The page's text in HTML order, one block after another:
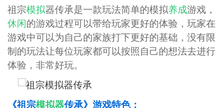
祖宗模拟器传承是一款玩法简单的模拟养成游戏，
休闲的游戏过程可以带给玩家更好的体验，玩家在
游戏中可以为自己的家族打下更好的基础，没有限
制的玩法让每位玩家都可以按照自己的想法去进行
体验，非常好玩。
《祖宗模拟器传承》游戏特色：